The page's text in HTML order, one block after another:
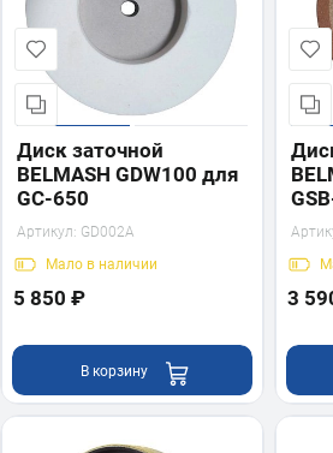
Диск заточной
BELMASH GDW100 для
GC-650
Артикул: GD002A
Мало в наличии
5 850 ₽
В корзину
3